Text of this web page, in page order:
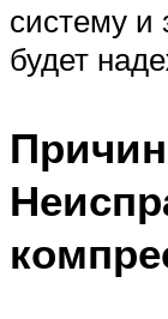
систему и
будет